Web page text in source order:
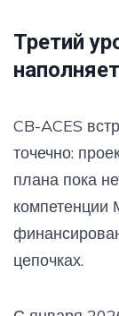
Третий
CB-ACES
точечно:
плана пока
цепочках.